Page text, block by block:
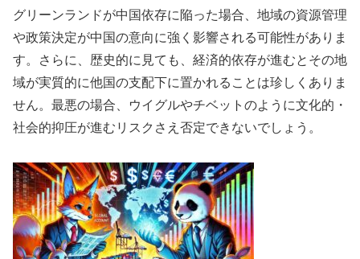
グリーンランドが中国依存に陥った場合、地域の資源管理
や政策決定が中国の意向に強く影響される可能性がありま
す。さらに、歴史的に見ても、経済的依存が進むとその地
域が実質的に他国の支配下に置かれることは珍しくありま
せん。最悪の場合、ウイグルやチベットのように文化的・
社会的抑圧が進むリスクさえ否定できないでしょう。